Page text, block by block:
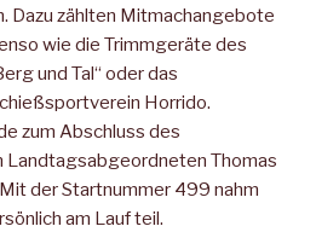
Dazu zählten Mitmachangebote
wie die Trimmgeräte des
und Tal“ oder das
Horrido.
zum Abschluss des
Landtagsabgeordneten Thomas
der Startnummer 499 nahm
am Lauf teil.